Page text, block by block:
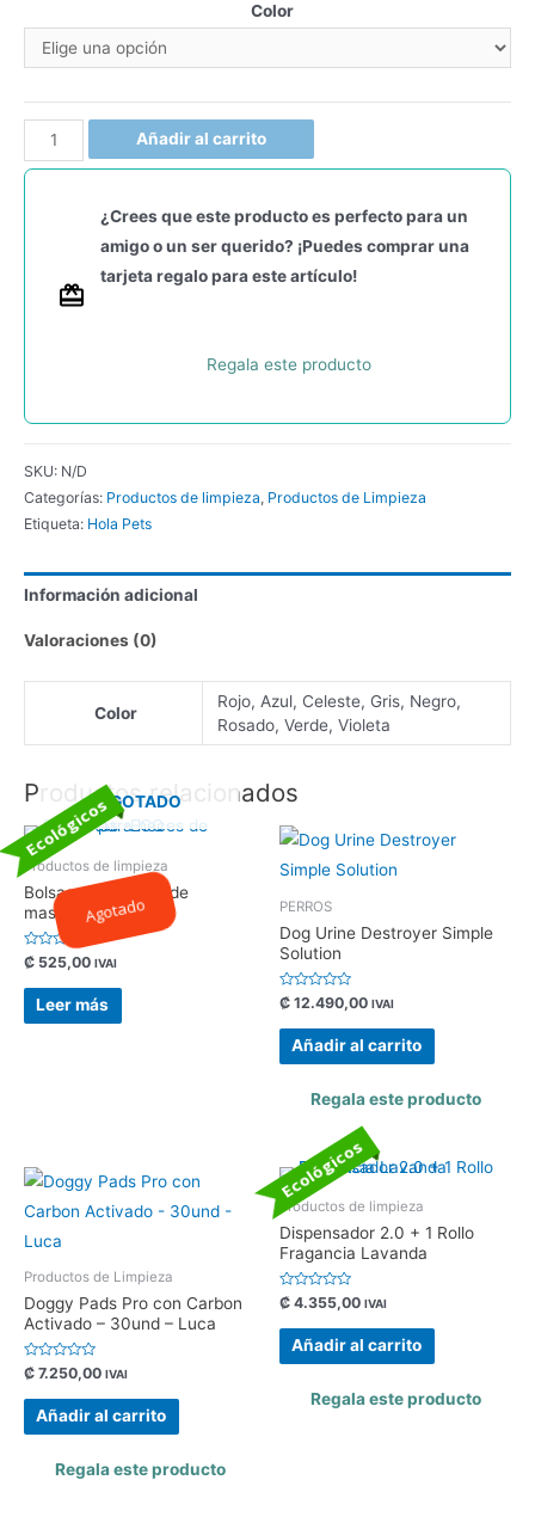
Color
Añadir al carrito
¿Crees que este producto es perfecto para un
amigo o un ser querido? ¡Puedes comprar una
tarjeta regalo para este artículo!
Regala este producto
SKU: N/D
Categorías: Productos de limpieza, Productos de Limpieza
Etiqueta: Hola Pets
Información adicional
Valoraciones (0)
Color
Rojo, Azul, Celeste, Gris, Negro,
Rosado, Verde, Violeta
Productos relacionados
Agotado
EcológicosAGOTADO
Productos de limpieza
Bolsas para heces de
mascotas -ECO
Valorado
con
0
de
₡ 525,00 IVAI
Leer más
PERROS
Dog Urine Destroyer Simple
Solution
Valorado
con
0
₡ 12.490,00 IVAI
Añadir al carrito
Regala este producto
Productos de Limpieza
Doggy Pads Pro con Carbon
Activado – 30und – Luca
Valorado
con
0
₡ 7.250,00 IVAI
Añadir al carrito
Regala este producto
Ecológicos
Productos de limpieza
Dispensador 2.0 + 1 Rollo
Fragancia Lavanda
Valorado
con
0
₡ 4.355,00 IVAI
Añadir al carrito
Regala este producto